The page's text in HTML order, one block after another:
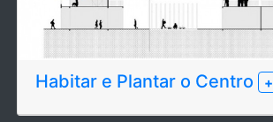
Habitar e Plantar o Centro +